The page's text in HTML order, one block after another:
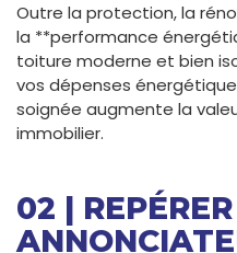
Outre la protection, la
la **performance
toiture moderne et bien
vos dépenses
soignée augmente la
immobilier.
02 |